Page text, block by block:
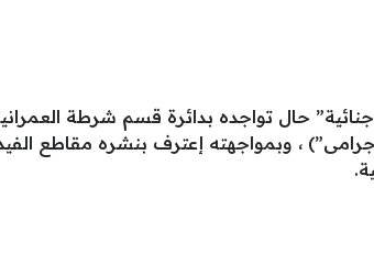
حال تواجده بدائرة قسم شرطة
، وبمواجهته إعترف بنشره مقاطع